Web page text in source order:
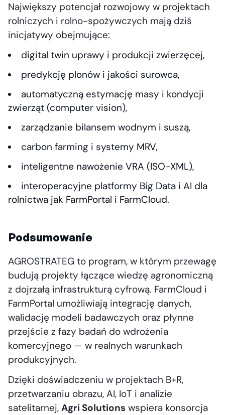
Największy potencjał rozwojowy w projektach
rolniczych i rolno-spożywczych mają dziś
inicjatywy obejmujące:
digital twin uprawy i produkcji zwierzęcej,
predykcję plonów i jakości surowca,
automatyczną estymację masy i kondycji
zwierząt (computer vision),
zarządzanie bilansem wodnym i suszą,
carbon farming i systemy MRV,
inteligentne nawożenie VRA (ISO-XML),
interoperacyjne platformy Big Data i AI dla
rolnictwa jak FarmPortal i FarmCloud.
Podsumowanie
AGROSTRATEG to program, w którym przewagę
budują projekty łączące wiedzę agronomiczną
z dojrzałą infrastrukturą cyfrową. FarmCloud i
FarmPortal umożliwiają integrację danych,
walidację modeli badawczych oraz płynne
przejście z fazy badań do wdrożenia
komercyjnego — w realnych warunkach
produkcyjnych.
Dzięki doświadczeniu w projektach B+R,
przetwarzaniu obrazu, AI, IoT i analizie
satelitarnej, Agri Solutions wspiera konsorcja